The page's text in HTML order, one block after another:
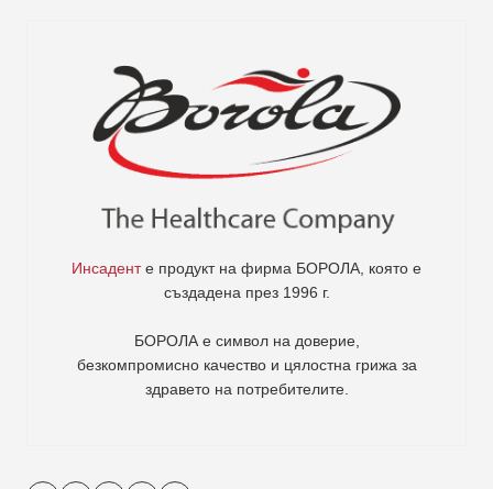
Инсаденте продукт на фирма БОРОЛА , която е
създадена през 1996 г.
БОРОЛА е символ на доверие,
безкомпромисно качество и цялостна грижа за
здравето на потребителите.